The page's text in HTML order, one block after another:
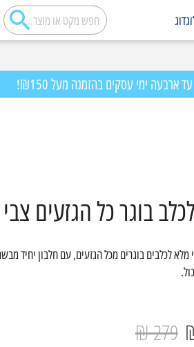
ימי עסקים בהזמנה מעל ₪150!
בוגר כל הגזעים צבי 12
279 ₪